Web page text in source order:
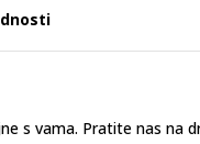
s vama. Pratite nas na